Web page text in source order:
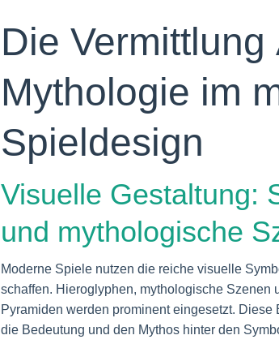
Die
Mythologie im
Spieldesign
Visuelle Gestaltung:
und mythologische
Moderne Spiele nutzen die reiche visuelle
schaffen. Hieroglyphen, mythologische
Pyramiden werden prominent eingesetzt.
die Bedeutung und den Mythos hinter den